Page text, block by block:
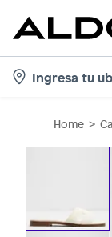
Ingresa tu
Home